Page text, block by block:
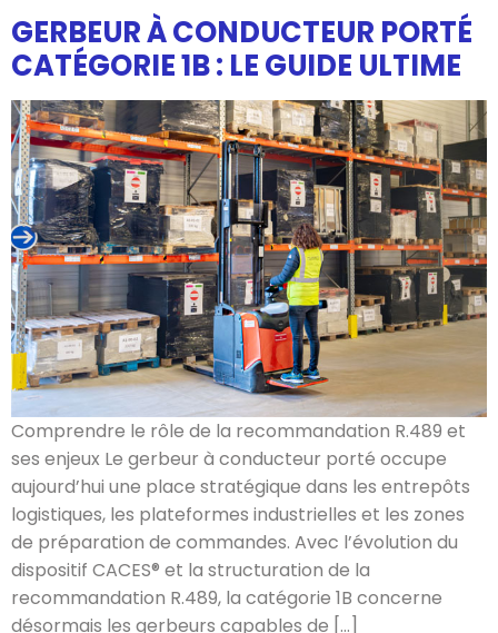
GERBEUR À CONDUCTEUR PORTÉ
CATÉGORIE 1B : LE GUIDE ULTIME
Comprendre le rôle de la recommandation R.489 et
ses enjeux Le gerbeur à conducteur porté occupe
aujourd’hui une place stratégique dans les entrepôts
logistiques, les plateformes industrielles et les zones
de préparation de commandes. Avec l’évolution du
dispositif CACES® et la structuration de la
recommandation R.489, la catégorie 1B concerne
désormais les gerbeurs capables de […]